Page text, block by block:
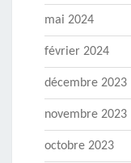
mai 2024
février 2024
décembre 2023
novembre 2023
octobre 2023